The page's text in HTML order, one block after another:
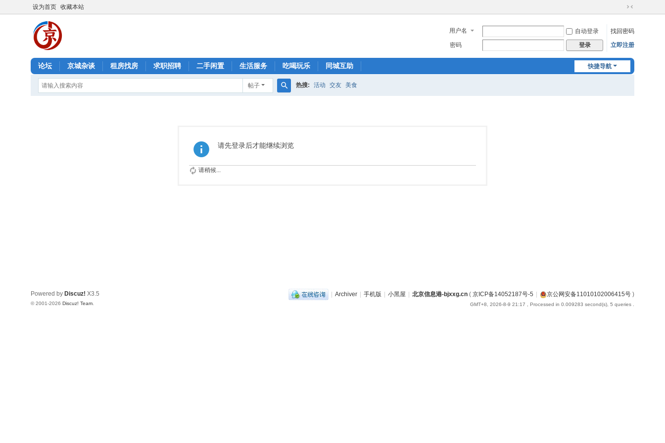
设为首页 收藏本站
切
到
窄
用户名 自动登录
找回密码
密码
登录 立即注册
快捷导航
论坛 京城杂谈 租房找房 求职招聘 二手闲置 生活服务 吃喝玩乐 同城互助
帖子 热搜: 活动 交友 美食
请先登录后才能继续浏览
请稍候...
| Archiver | 手机版 | 小黑屋 | 北京信息港-bjxxg.cn ( 京ICP备14052187号-5 | 京公网安备11010102006415号 )
GMT+8, 2026-8-9 21:17 , Processed in 0.009283 second(s), 5 queries .
Powered by Discuz! X3.5
© 2001-2026 Discuz! Team